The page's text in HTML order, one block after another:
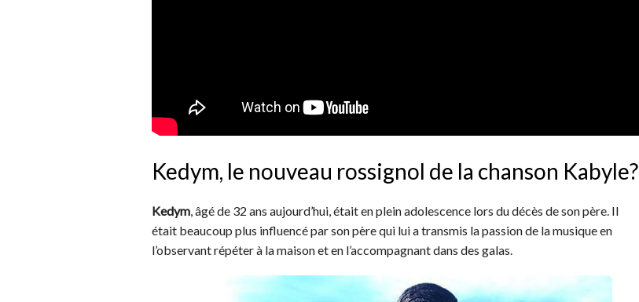
Kedym, le nouveau rossignol de la chanson Kabyle?
Kedym, âgé de 32 ans aujourd’hui, était en plein adolescence lors du décès de son père. Il
était beaucoup plus influencé par son père qui lui a transmis la passion de la musique en
l’observant répéter à la maison et en l’accompagnant dans des galas.